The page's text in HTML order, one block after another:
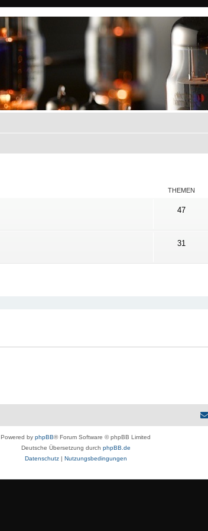
THEMEN
47
31
Powered by phpBB® Forum Software © phpBB Limited
Deutsche Übersetzung durch phpBB.de
Datenschutz| Nutzungsbedingungen